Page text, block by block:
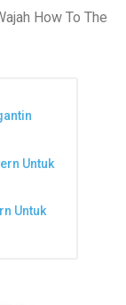
How To The
Untuk
Untuk